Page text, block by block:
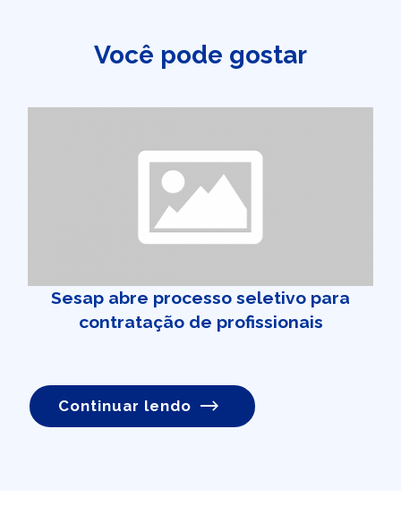
Você pode gostar
Sesap abre processo seletivo para
contratação de profissionais
Continuar lendo